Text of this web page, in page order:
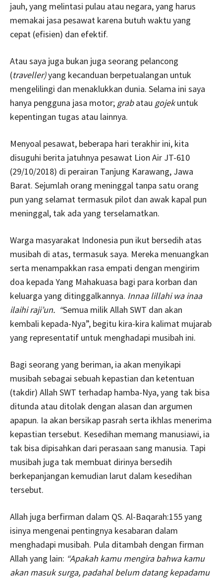
jauh, yang melintasi pulau atau negara, yang harus
memakai jasa pesawat karena butuh waktu yang
cepat (efisien) dan efektif.
Atau saya juga bukan juga seorang pelancong
(traveller)yang kecanduan berpetualangan untuk
mengelilingi dan menaklukkan dunia. Selama ini saya
hanya pengguna jasa motor; grabatau gojekuntuk
kepentingan tugas atau lainnya.
Menyoal pesawat, beberapa hari terakhir ini, kita
disuguhi berita jatuhnya pesawat Lion Air JT-610
(29/10/2018) di perairan Tanjung Karawang, Jawa
Barat. Sejumlah orang meninggal tanpa satu orang
pun yang selamat termasuk pilot dan awak kapal pun
meninggal, tak ada yang terselamatkan.
Warga masyarakat Indonesia pun ikut bersedih atas
musibah di atas, termasuk saya. Mereka menuangkan
serta menampakkan rasa empati dengan mengirim
doa kepada Yang Mahakuasa bagi para korban dan
keluarga yang ditinggalkannya. Innaa lillahi wa inaa
ilaihi raji’un. “Semua milik Allah SWT dan akan
kembali kepada-Nya”, begitu kira-kira kalimat mujarab
yang representatif untuk menghadapi musibah ini.
Bagi seorang yang beriman, ia akan menyikapi
musibah sebagai sebuah kepastian dan ketentuan
(takdir) Allah SWT terhadap hamba-Nya, yang tak bisa
ditunda atau ditolak dengan alasan dan argumen
apapun. Ia akan bersikap pasrah serta ikhlas menerima
kepastian tersebut. Kesedihan memang manusiawi, ia
tak bisa dipisahkan dari perasaan sang manusia. Tapi
musibah juga tak membuat dirinya bersedih
berkepanjangan kemudian larut dalam kesedihan
tersebut.
Allah juga berfirman dalam QS. Al-Baqarah:155 yang
isinya mengenai pentingnya kesabaran dalam
menghadapi musibah. Pula ditambah dengan firman
Allah yang lain: “Apakah kamu mengira bahwa kamu
akan masuk surga, padahal belum datang kepadamu